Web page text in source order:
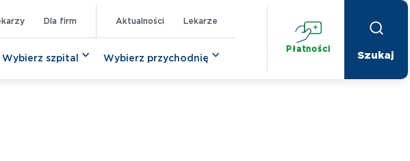
Dla firm Aktualności Lekarze
Płatności
Wybierz szpital Wybierz przychodnię